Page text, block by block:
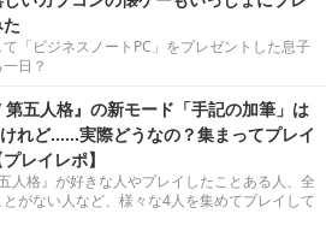
「ビジネスノートPC」をプレゼントした息子
日？
五人格』の新モード「手記の加筆」は
れど……実際どうなの？集まってプレイ
レイレポ】
人格』が好きな人やプレイしたことある人、全
とがない人など、様々な4人を集めてプレイして